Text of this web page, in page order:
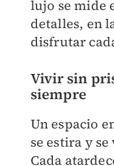
lujo se mide
detalles, en
disfrutar
Vivir sin
siempre
Un espacio
se estira y
Cada